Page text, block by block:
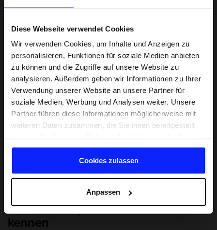
Diese Webseite verwendet Cookies
Wir verwenden Cookies, um Inhalte und Anzeigen zu
personalisieren, Funktionen für soziale Medien anbieten
zu können und die Zugriffe auf unsere Website zu
analysieren. Außerdem geben wir Informationen zu Ihrer
Verwendung unserer Website an unsere Partner für
soziale Medien, Werbung und Analysen weiter. Unsere
Partner führen diese Informationen möglicherweise mit
weiteren Daten zusammen, die Sie ihnen bereitgestellt
gesammelt haben.
Cookies zulassen
Anpassen
Lernen Sie Sport von Grund auf
kennen